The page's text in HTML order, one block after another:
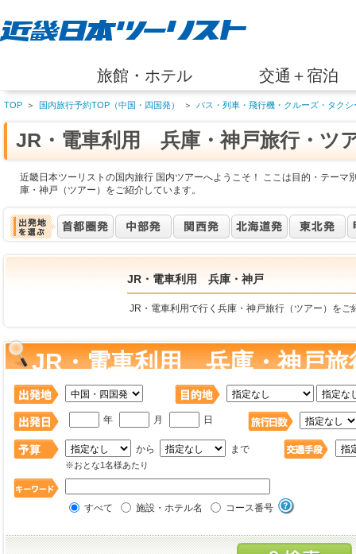
旅館・ホテル 交通＋宿泊
TOP ＞ 国内旅行予約TOP（中国・四国発） ＞ バス・列車・飛行機・クルーズ・タク
JR・電車利用 兵庫・神戸旅行・ツ
近畿日本ツーリストの国内旅行 国内ツアーへようこそ！ ここは目的・テー
庫・神戸（ツアー）をご紹介しています。
JR・電車利用 兵庫・神戸
JR・電車利用で行く兵庫・神戸旅行（ツアー）をご
JR・電車利用 兵庫・神戸旅
年 月 日
から まで
※おとな1名様あたり
すべて 施設・ホテル名 コース番号